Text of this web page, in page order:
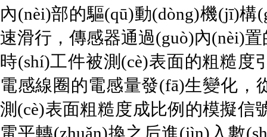
內(nèi)部的驅(qū)動(dòng)機(jī)構
速滑行，傳感器通過(guò)內(nèi)
時(shí)工件被測(cè)表面的粗糙度
電感線圈的電感量發(fā)生變化
測(cè)表面粗糙度成比例的模擬信
電平轉(zhuǎn)換之后進(jìn)入數